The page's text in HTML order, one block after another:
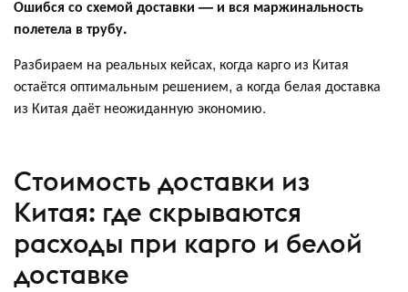
Ошибся со схемой доставки — и вся маржинальность
полетела в трубу.
Разбираем на реальных кейсах, когда карго из Китая
остаётся оптимальным решением, а когда белая доставка
из Китая даёт неожиданную экономию.
Стоимость доставки из
Китая: где скрываются
расходы при карго и белой
доставке